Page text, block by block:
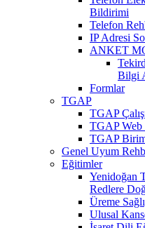
Bildirimi
Telefon
IP Adresi
ANKET
Bilgi
Formlar
TGAP
TGAP
TGAP Web
TGAP
Genel Uyum
Eğitimler
Yenidoğan
Redlere
Üreme
Ulusal